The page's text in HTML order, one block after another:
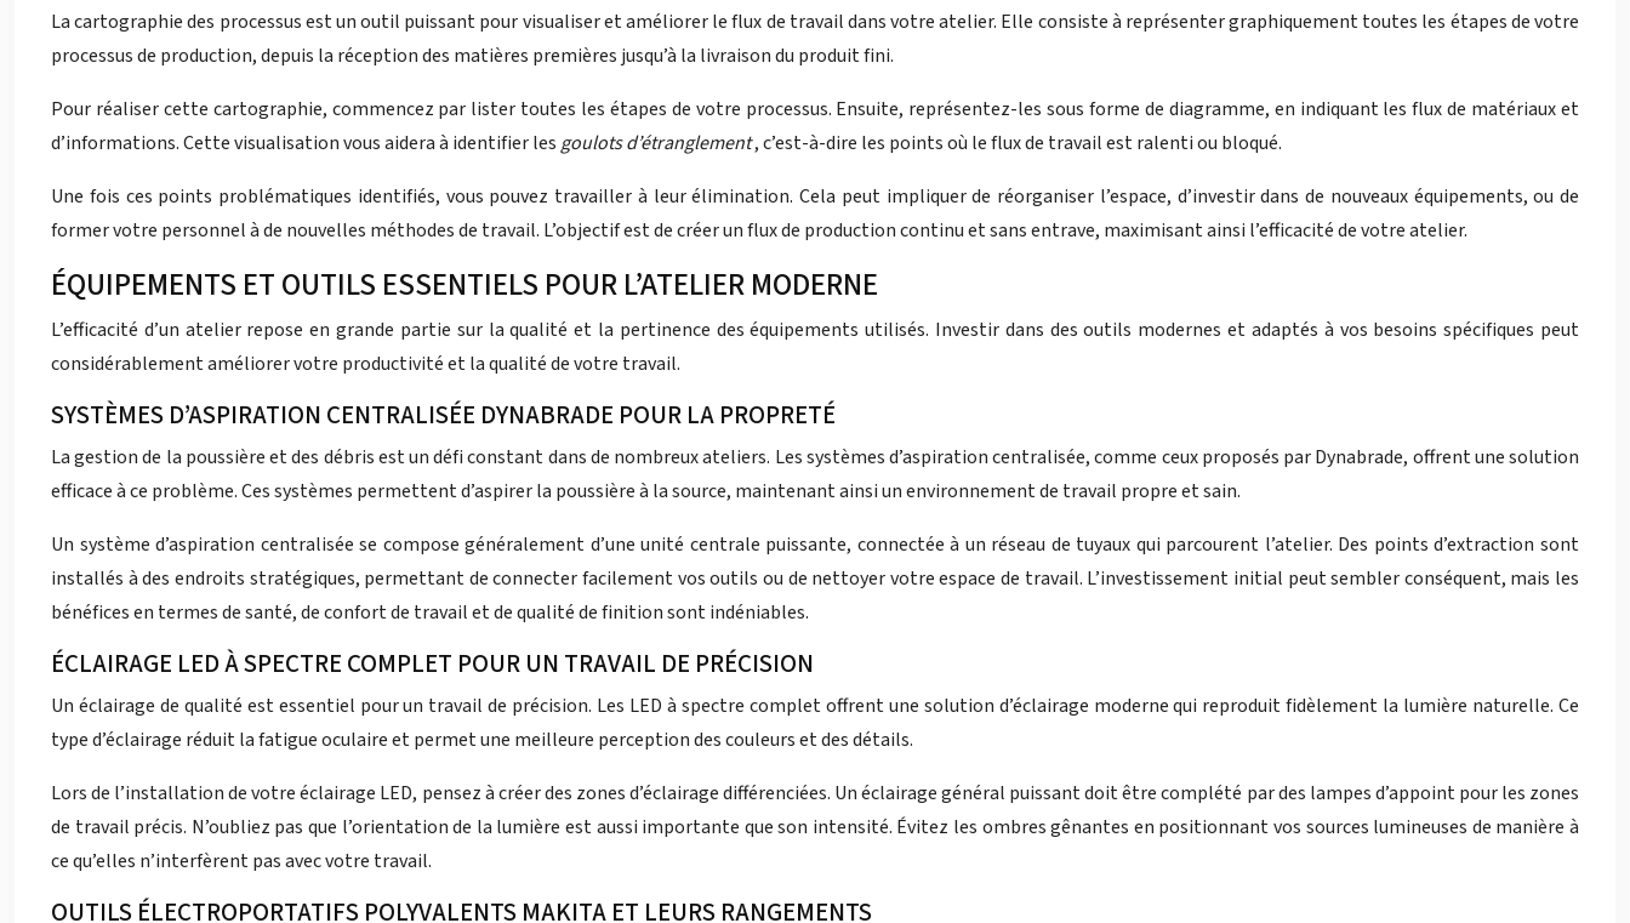
La cartographie des processus est un outil puissant pour visualiser et améliorer le flux de travail dans votre atelier. Elle consiste à représenter graphiquement toutes les étapes de votre
processus de production, depuis la réception des matières premières jusqu’à la livraison du produit fini.
Pour réaliser cette cartographie, commencez par lister toutes les étapes de votre processus. Ensuite, représentez-les sous forme de diagramme, en indiquant les flux de matériaux et
d’informations. Cette visualisation vous aidera à identifier lesgoulots d’étranglement, c’est-à-dire les points où le flux de travail est ralenti ou bloqué.
Une fois ces points problématiques identifiés, vous pouvez travailler à leur élimination. Cela peut impliquer de réorganiser l’espace, d’investir dans de nouveaux équipements, ou de
former votre personnel à de nouvelles méthodes de travail. L’objectif est de créer un flux de production continu et sans entrave, maximisant ainsi l’efficacité de votre atelier.
ÉQUIPEMENTS ET OUTILS ESSENTIELS POUR L’ATELIER MODERNE
L’efficacité d’un atelier repose en grande partie sur la qualité et la pertinence des équipements utilisés. Investir dans des outils modernes et adaptés à vos besoins spécifiques peut
considérablement améliorer votre productivité et la qualité de votre travail.
SYSTÈMES D’ASPIRATION CENTRALISÉE DYNABRADE POUR LA PROPRETÉ
La gestion de la poussière et des débris est un défi constant dans de nombreux ateliers. Les systèmes d’aspiration centralisée, comme ceux proposés par Dynabrade, offrent une solution
efficace à ce problème. Ces systèmes permettent d’aspirer la poussière à la source, maintenant ainsi un environnement de travail propre et sain.
Un système d’aspiration centralisée se compose généralement d’une unité centrale puissante, connectée à un réseau de tuyaux qui parcourent l’atelier. Des points d’extraction sont
installés à des endroits stratégiques, permettant de connecter facilement vos outils ou de nettoyer votre espace de travail. L’investissement initial peut sembler conséquent, mais les
bénéfices en termes de santé, de confort de travail et de qualité de finition sont indéniables.
ÉCLAIRAGE LED À SPECTRE COMPLET POUR UN TRAVAIL DE PRÉCISION
Un éclairage de qualité est essentiel pour un travail de précision. Les LED à spectre complet offrent une solution d’éclairage moderne qui reproduit fidèlement la lumière naturelle. Ce
type d’éclairage réduit la fatigue oculaire et permet une meilleure perception des couleurs et des détails.
Lors de l’installation de votre éclairage LED, pensez à créer des zones d’éclairage différenciées. Un éclairage général puissant doit être complété par des lampes d’appoint pour les zones
de travail précis. N’oubliez pas que l’orientation de la lumière est aussi importante que son intensité. Évitez les ombres gênantes en positionnant vos sources lumineuses de manière à
ce qu’elles n’interfèrent pas avec votre travail.
OUTILS ÉLECTROPORTATIFS POLYVALENTS MAKITA ET LEURS RANGEMENTS